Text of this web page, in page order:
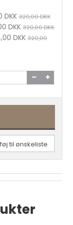
DKK 320,00 DKK
DKK 320,00 DKK
DKK 320,00
til ønskeliste